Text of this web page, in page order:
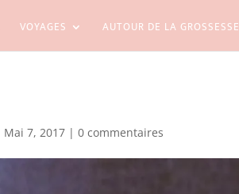
VOYAGES AUTOUR DE LA GROSSESSE
Mai 7, 2017 |0 commentaires